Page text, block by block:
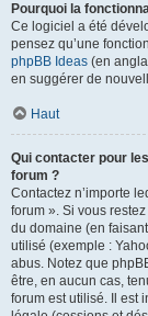
Pourquoi la
Ce logiciel a été
pensez qu’une
phpBB Ideas (en
en suggérer de
Haut
Qui contacter pour
forum ?
Contactez n’importe
forum ». Si vous
du domaine (en
utilisé (exemple :
abus. Notez que
être, en aucun cas,
forum est utilisé. Il est